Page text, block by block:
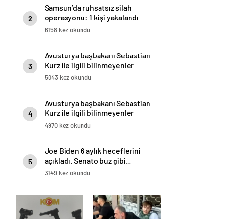
2
Samsun’da ruhsatsız silah
operasyonu: 1 kişi yakalandı
6158 kez okundu
3
Avusturya başbakanı Sebastian
Kurz ile ilgili bilinmeyenler
5043 kez okundu
4
Avusturya başbakanı Sebastian
Kurz ile ilgili bilinmeyenler
4970 kez okundu
5
Joe Biden 6 aylık hedeflerini
açıkladı. Senato buz gibi…
3149 kez okundu